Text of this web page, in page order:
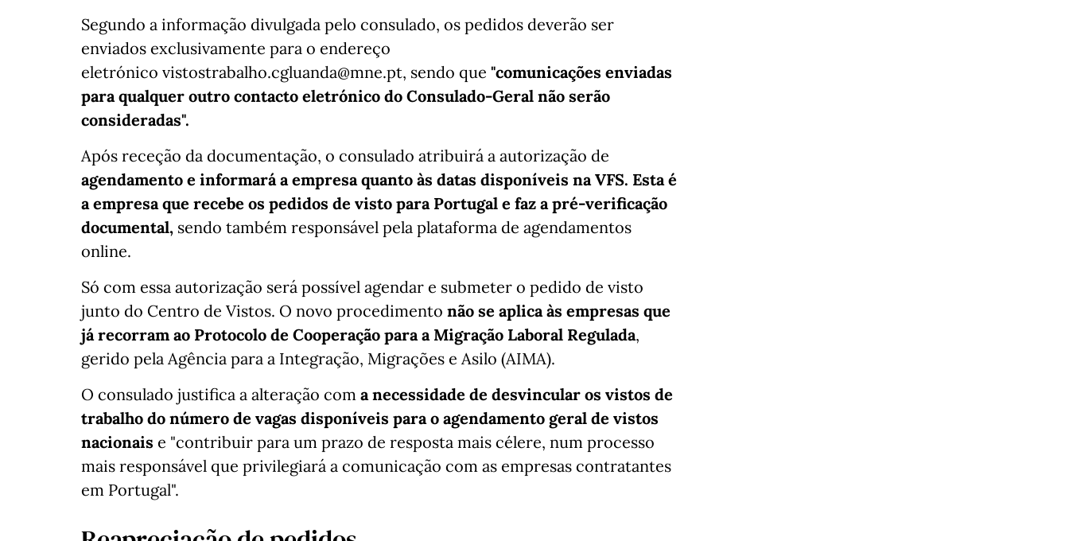
Segundo a informação divulgada pelo consulado, os pedidos deverão ser
enviados exclusivamente para o endereço
eletrónico vistostrabalho.cgluanda@mne.pt, sendo que "comunicações enviadas
para qualquer outro contacto eletrónico do Consulado-Geral não serão
consideradas".
Após receção da documentação, o consulado atribuirá a autorização de
agendamento e informará a empresa quanto às datas disponíveis na VFS. Esta é
a empresa que recebe os pedidos de visto para Portugal e faz a pré-verificação
documental, sendo também responsável pela plataforma de agendamentos
online.
Só com essa autorização será possível agendar e submeter o pedido de visto
junto do Centro de Vistos. O novo procedimento não se aplica às empresas que
já recorram ao Protocolo de Cooperação para a Migração Laboral Regulada,
gerido pela Agência para a Integração, Migrações e Asilo (AIMA).
O consulado justifica a alteração com a necessidade de desvincular os vistos de
trabalho do número de vagas disponíveis para o agendamento geral de vistos
nacionais e "contribuir para um prazo de resposta mais célere, num processo
mais responsável que privilegiará a comunicação com as empresas contratantes
em Portugal".